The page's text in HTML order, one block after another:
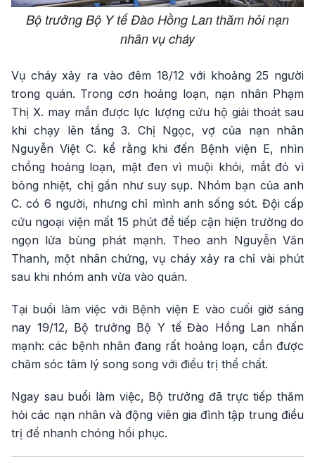
Bộ trưởng Bộ Y tế Đào Hồng Lan thăm hỏi nạn
nhân vụ cháy
Vụ cháy xảy ra vào đêm 18/12 với khoảng 25 người
trong quán. Trong cơn hoảng loạn, nạn nhân Phạm
Thị X. may mắn được lực lượng cứu hộ giải thoát sau
khi chạy lên tầng 3. Chị Ngọc, vợ của nạn nhân
Nguyễn Việt C. kể rằng khi đến Bệnh viện E, nhìn
chồng hoảng loạn, mặt đen vì muội khói, mắt đỏ vì
bỏng nhiệt, chị gần như suy sụp. Nhóm bạn của anh
C. có 6 người, nhưng chỉ mình anh sống sót. Đội cấp
cứu ngoại viện mất 15 phút để tiếp cận hiện trường do
ngọn lửa bùng phát mạnh. Theo anh Nguyễn Văn
Thanh, một nhân chứng, vụ cháy xảy ra chỉ vài phút
sau khi nhóm anh vừa vào quán.
Tại buổi làm việc với Bệnh viện E vào cuối giờ sáng
nay 19/12, Bộ trưởng Bộ Y tế Đào Hồng Lan nhấn
mạnh: các bệnh nhân đang rất hoảng loạn, cần được
chăm sóc tâm lý song song với điều trị thể chất.
Ngay sau buổi làm việc, Bộ trưởng đã trực tiếp thăm
hỏi các nạn nhân và động viên gia đình tập trung điều
trị để nhanh chóng hồi phục.